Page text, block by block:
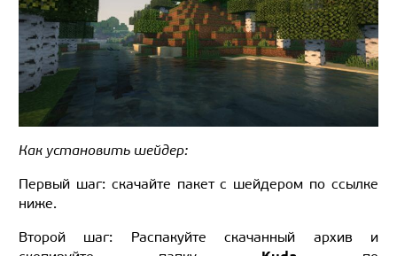
Как установить шейдер:
Первый шаг: скачайте пакет с шейдером по ссылке
ниже.
Второй шаг: Распакуйте скачанный архив и